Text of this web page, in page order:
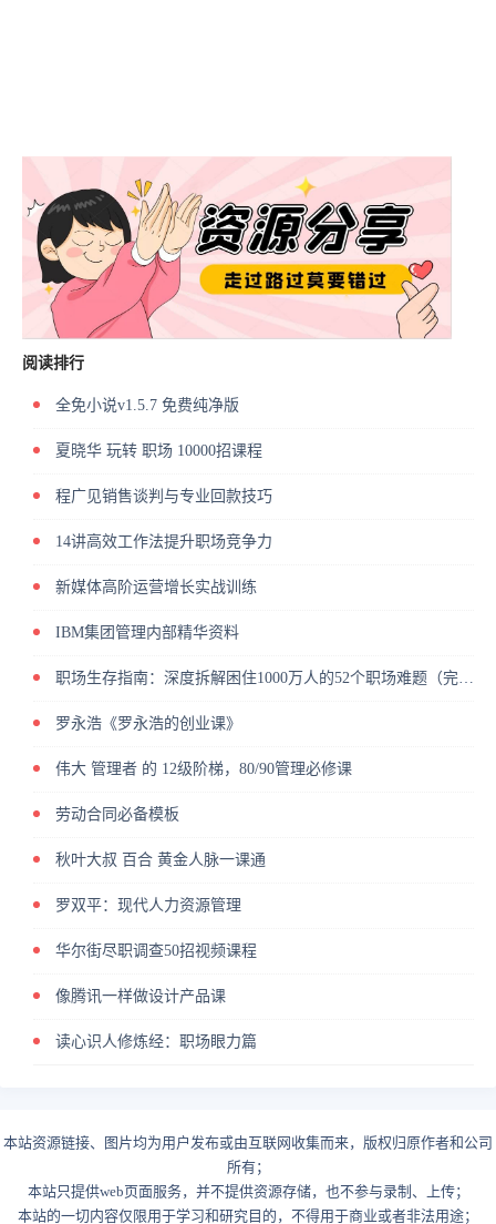
阅读排行
全免小说v1.5.7 免费纯净版
夏晓华 玩转 职场 10000招课程
程广见销售谈判与专业回款技巧
14讲高效工作法提升职场竞争力
新媒体高阶运营增长实战训练
IBM集团管理内部精华资料
职场生存指南：深度拆解困住1000万人的52个职场难题（完结）
罗永浩《罗永浩的创业课》
伟大 管理者 的 12级阶梯，80/90管理必修课
劳动合同必备模板
秋叶大叔 百合 黄金人脉一课通
罗双平：现代人力资源管理
华尔街尽职调查50招视频课程
像腾讯一样做设计产品课
读心识人修炼经：职场眼力篇
本站资源链接、图片均为用户发布或由互联网收集而来，版权归原作者和公司
所有；
本站只提供web页面服务，并不提供资源存储，也不参与录制、上传；
本站的一切内容仅限用于学习和研究目的，不得用于商业或者非法用途；